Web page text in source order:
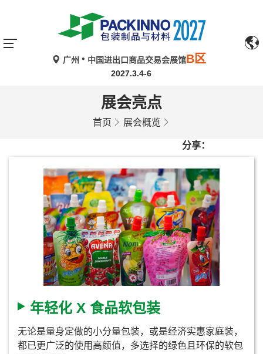
广州 中国进出口商品交易会展馆B区
2027.3.4-6
展会亮点
首页 展会概览
分享：
年轻化 X 食品软包装
无论是量身定做的小分量包装，或是经济实惠家庭装，
都已更广泛的使用高颜值，多选择的绿色且环保的软包